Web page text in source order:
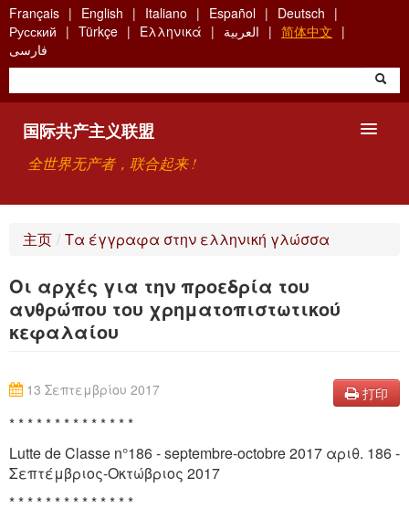
Skip
to
main
content
Français English Italiano Español
Deutsch
Русский
Türkçe Ελληνικά العربية
简体中文
فارسی
国际共产主义联盟
全世界无产者，联合起来 !
搜索
联系方式
主页 / Τα έγγραφα στην ελληνική γλώσσα
Οι αρχές για την προεδρία του
ανθρώπου του χρηματοπιστωτικού
κεφαλαίου
打印
13 Σεπτεμβρίου 2017
* * * * * * * * * * * * * *
Lutte de Classe n°186 - septembre-octobre 2017 αριθ. 186 -
Σεπτέμβριος-Οκτώβριος 2017
* * * * * * * * * * * * * *